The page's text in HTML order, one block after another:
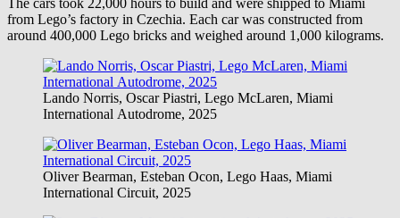
from Lego’s factory in Czechia. Each car was constructed from
around 400,000 Lego bricks and weighed around 1,000 kilograms.
Lando Norris, Oscar Piastri, Lego McLaren, Miami
International Autodrome, 2025
Oliver Bearman, Esteban Ocon, Lego Haas, Miami
International Circuit, 2025